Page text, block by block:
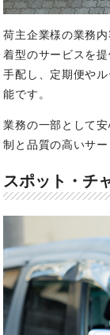
荷主企業様の業務
着型のサービスを提
手配し、定期便や
能です。
業務の一部として
制と品質の高いサー
スポット・チ